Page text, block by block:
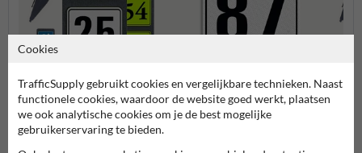
Huisnummerpaal met twee
nummers
Huisnummerbordjes
Cookies
TrafficSupply gebruikt cookies en vergelijkbare technieken. Naast
functionele cookies, waardoor de website goed werkt, plaatsen
we ook analytische cookies om je de best mogelijke
gebruikerservaring te bieden.